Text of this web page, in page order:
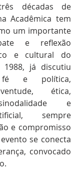
décadas de
Acadêmica tem
um importante
e reflexão
e cultural do
1988, já discutiu
e política,
ética,
e
sempre
e compromisso
se conecta
convocado